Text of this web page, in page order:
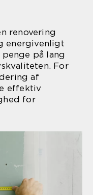
renovering
energivenligt
på lang
For
af
effektiv
for